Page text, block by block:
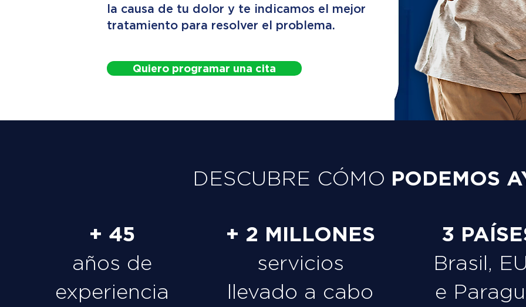
la causa de tu dolor y te indicamos el mejor
tratamiento para resolver el problema.
Quiero programar una cita
DESCUBRE CÓMO PODEMOS
+ 45
años de
experiencia
+ 2 MILLONES
servicios
llevado a cabo
3
Brasil,
e